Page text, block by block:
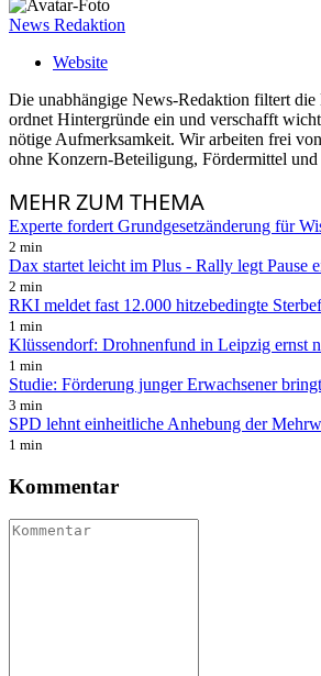
News Redaktion
Website
Die unabhängige News-Redaktion filtert die
ordnet Hintergründe ein und verschafft
nötige Aufmerksamkeit. Wir arbeiten frei
ohne Konzern-Beteiligung, Fördermittel
MEHRZUM THEMA
Experte fordert Grundgesetzänderung für
2 min
Dax startet leicht im Plus - Rally legt Pause
2 min
RKI meldet fast 12.000 hitzebedingte
1 min
Klüssendorf: Drohnenfund in Leipzig ernst
1 min
Studie: Förderung junger Erwachsener
3 min
SPD lehnt einheitliche Anhebung der
1 min
Kommentar